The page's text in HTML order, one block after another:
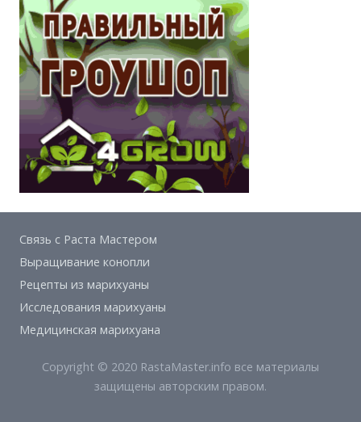
Связь с Раста Мастером
Выращивание конопли
Рецепты из марихуаны
Исследования марихуаны
Медицинская марихуана
Copyright © 2020 RastaMaster.info все материалы
защищены авторским правом.